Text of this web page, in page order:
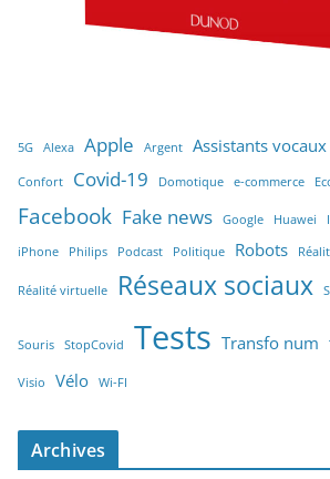
5G Alexa Apple Argent Assistants vocaux
Confort Covid-19 Domotique e-commerce
Facebook Fake news Google Huawei
iPhone Philips Podcast Politique Robots
Réalité virtuelle Réseaux sociaux
Souris StopCovid Tests Transfo num
Visio Vélo Wi-FI
Archives